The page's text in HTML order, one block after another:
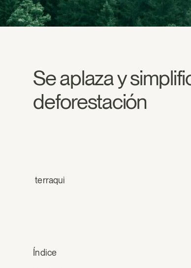
Se aplaza y
deforestación
terraqui
Índice